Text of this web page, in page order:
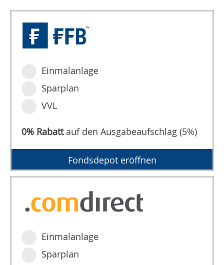
Einmalanlage
Sparplan
VVL
0% Rabattauf den Ausgabeaufschlag (5%)
Fondsdepot eröffnen
Einmalanlage
Sparplan